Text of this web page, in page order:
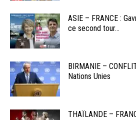
ASIE – FRANCE :
ce second tour...
BIRMANIE –
Nations Unies
THAÏLANDE –